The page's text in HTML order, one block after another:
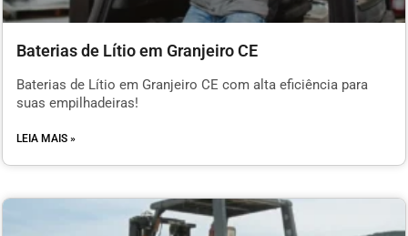
Baterias de Lítio em Granjeiro CE
Baterias de Lítio em Granjeiro CE com alta eficiência para
suas empilhadeiras!
LEIA MAIS »